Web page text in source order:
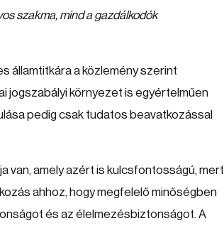
szakma, mind a gazdálkodók
államtitkára a közlemény szerint
jogszabályi környezet is egyértelműen
pedig csak tudatos beavatkozással
van, amely azért is kulcsfontosságú, mert
ahhoz, hogy megfelelő minőségben
és az élelmezésbiztonságot. A